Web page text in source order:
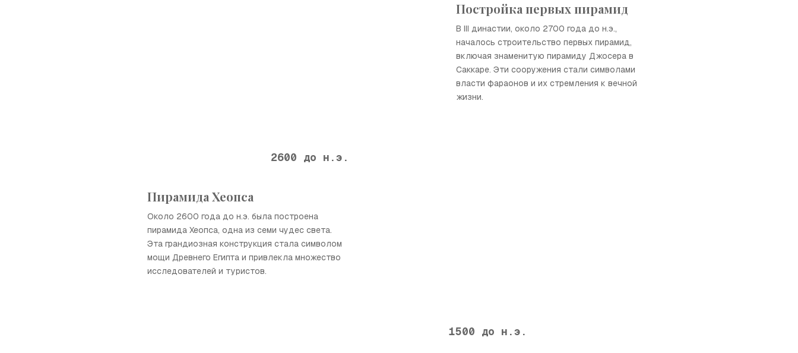
Постройка первых пирамид
В III династии, около 2700 года до н.э.,
началось строительство первых пирамид,
включая знаменитую пирамиду Джосера в
Саккаре. Эти сооружения стали символами
власти фараонов и их стремления к вечной
жизни.
2600 до н.э.
Пирамида Хеопса
Около 2600 года до н.э. была построена
пирамида Хеопса, одна из семи чудес света.
Эта грандиозная конструкция стала символом
мощи Древнего Египта и привлекла множество
исследователей и туристов.
1500 до н.э.